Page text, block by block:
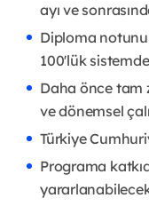
ayı ve
Diploma
100'lük
Daha önce tam
ve dönemsel
Türkiye
Programa